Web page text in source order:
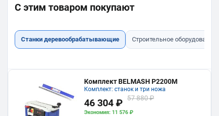
С этим товаром покупают
Станки деревообрабатывающие Строительное оборудование
Комплект BELMASH P2200M
Комплект: станок и три ножа
46 304 ₽ 57 880 ₽
Экономия: 11 576 ₽